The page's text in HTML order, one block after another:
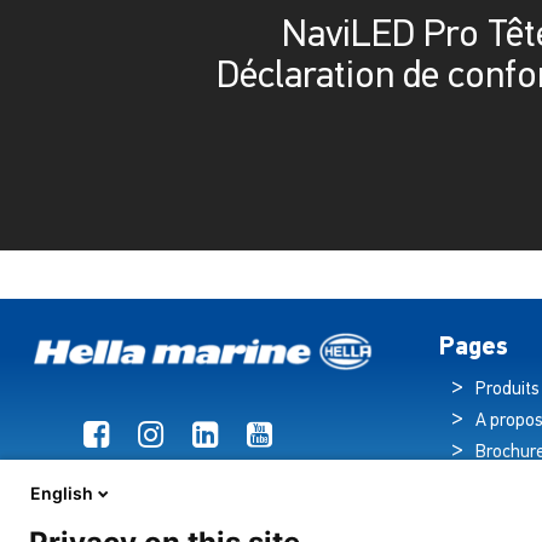
NaviLED Pro
Déclaration de
Pages
Produits
A
English